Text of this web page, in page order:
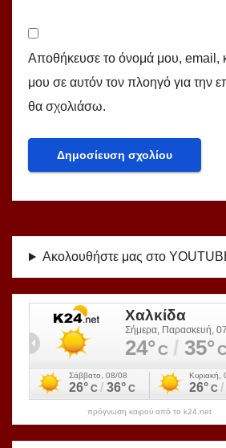
Αποθήκευσε το όνομά μου, email,
μου σε αυτόν τον πλοηγό για την
θα σχολιάσω.
Ακολουθήστε μας στο
πρόγνωση καιρού από το k24.net